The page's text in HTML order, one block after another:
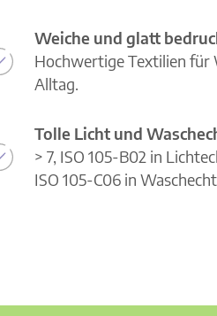
Weiche und glatt
Hochwertige Textilien für
Alltag.
Tolle Licht und
> 7, ISO 105-B02 in
ISO 105-C06 in